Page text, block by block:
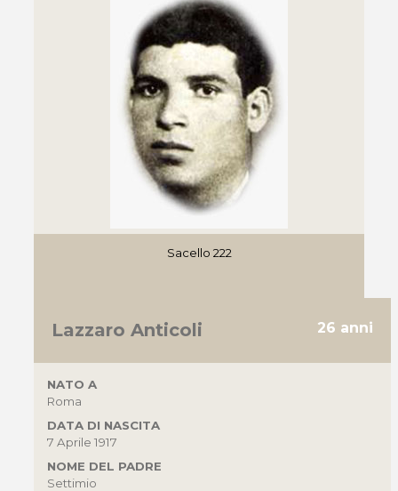
Sacello 222
Lazzaro Anticoli 26 anni
NATO A
Roma
DATA DI NASCITA
7 Aprile 1917
NOME DEL PADRE
Settimio